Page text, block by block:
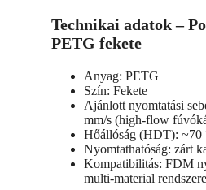
Technikai adatok –
PETG fekete
Anyag: PETG
Szín: Fekete
Ajánlott nyomtatási
mm/s (high-flow
Hőállóság (HDT): ~70
Nyomtathatóság: zárt
Kompatibilitás: FDM
multi-material